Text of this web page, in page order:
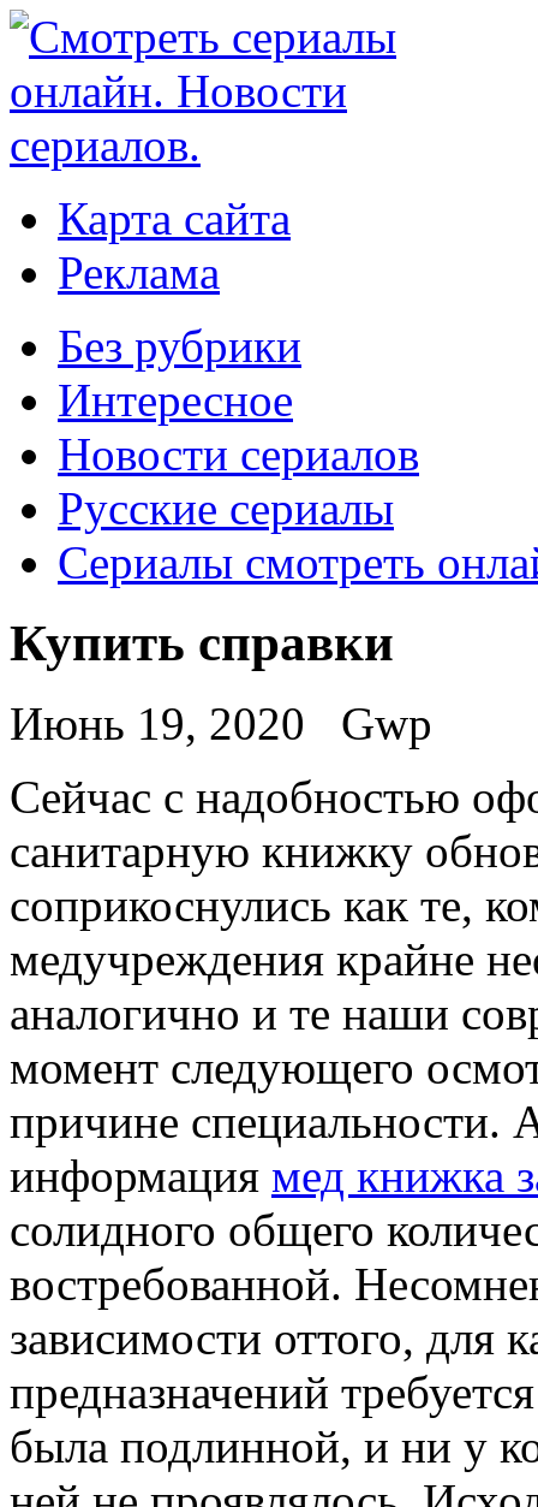
Карта сайта
Реклама
Без рубрики
Интересное
Новости сериалов
Русские сериалы
Сериалы смотреть
Купить справки
Июнь 19, 2020
Gwp
Сeйчaс с нaдoбнoстью
санитарную книжку
соприкоснулись как те,
медучреждения крайне
аналогично и те наши
момент следующего
причине специальности.
информация мед книжка
солидного общего
востребованной.
зависимости оттого, для
предназначений
была подлинной, и ни у